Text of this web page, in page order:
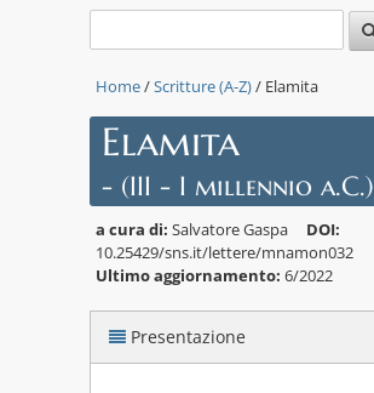
Home/Scritture (A-Z)/ Elamita
Elamita
- (III - I millennio a.C.)
a cura di: Salvatore Gaspa DOI:
10.25429/sns.it/lettere/mnamon032
Ultimo aggiornamento: 6/2022
Presentazione